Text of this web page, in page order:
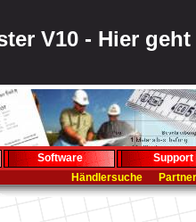
V10 - Hier
Software
Support
Händlersuche